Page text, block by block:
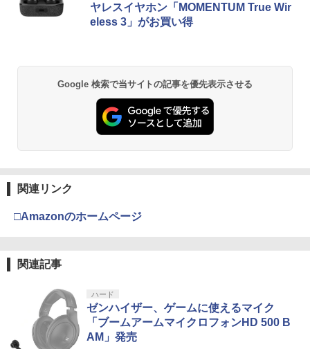
ヤレスイヤホン「MOMENTUM True Wir
eless 3」がお買い得
Google 検索で当サイトの記事を優先表示させる
関連リンク
□Amazonのホームページ
関連記事
ハード
ゼンハイザー、ゲームに使えるマイク
「ブームアームマイクロフォンHD 500 B
AM」発売